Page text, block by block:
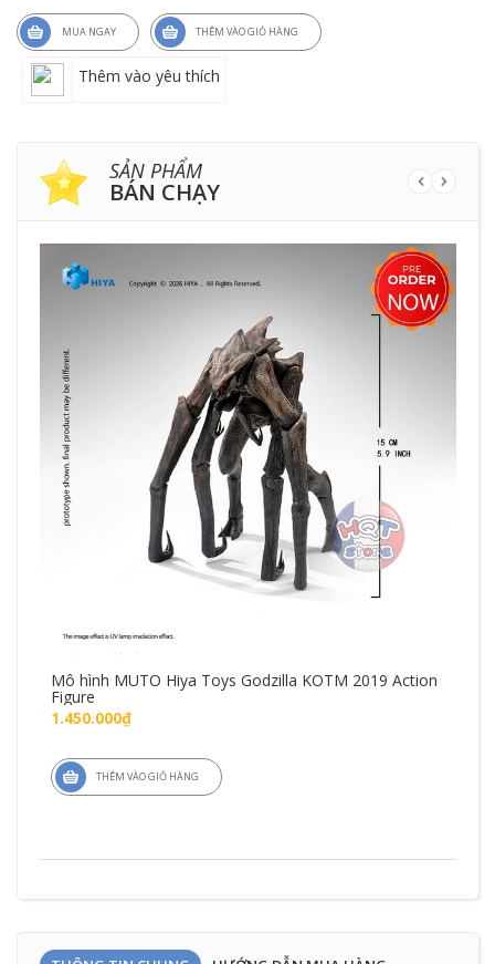
MUA NGAY THÊM VÀO GIỎ HÀNG
Thêm vào yêu thích
SẢN PHẨM
BÁN CHẠY
Mô hình MUTO Hiya Toys Godzilla KOTM 2019 Action
Figure
1.450.000₫
THÊM VÀO GIỎ HÀNG